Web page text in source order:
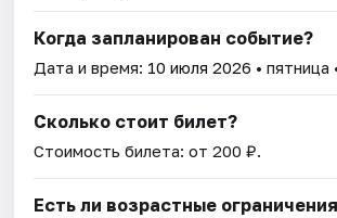
Когда запланирован событие?
Дата и время: 10 июля 2026 • пятница
Сколько стоит билет?
Стоимость билета: от 200 ₽.
Есть ли возрастные